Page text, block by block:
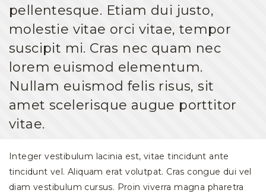
pellentesque. Etiam dui justo,
molestie vitae orci vitae, tempor
suscipit mi. Cras nec quam nec
lorem euismod elementum.
Nullam euismod felis risus, sit
amet scelerisque augue porttitor
vitae.
Integer vestibulum lacinia est, vitae tincidunt ante
tincidunt vel. Aliquam erat volutpat. Cras congue dui vel
diam vestibulum cursus. Proin viverra magna pharetra